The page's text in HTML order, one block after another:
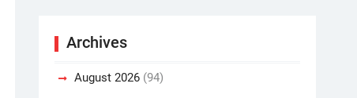
Archives
August 2026 (94)